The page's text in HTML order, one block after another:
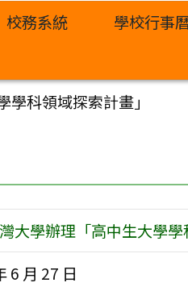
校務系統 學校行事
科領域探索計畫」
大學辦理「高中生大學學
6 月 27 日